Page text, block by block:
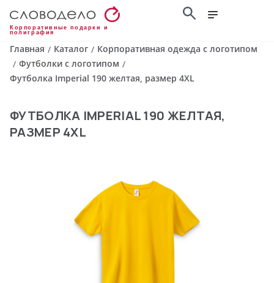
Корпоративные подарки и
полиграфия
Главная / Каталог / Корпоративная одежда с логотипом
/ Футболки с логотипом /
Футболка Imperial 190 желтая, размер 4XL
ФУТБОЛКА IMPERIAL 190 ЖЕЛТАЯ,
РАЗМЕР 4XL